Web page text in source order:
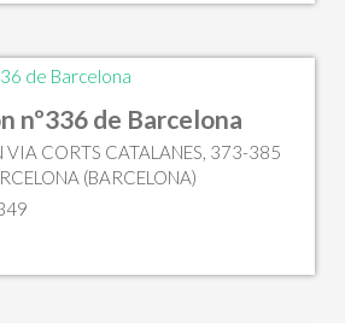
nº336 de Barcelona
VIA CORTS CATALANES, 373-385
(BARCELONA)